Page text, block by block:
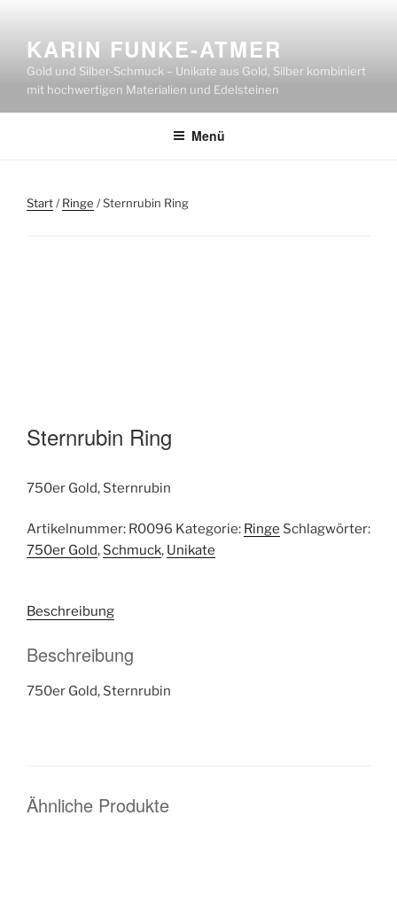
springenKARIN FUNKE-ATMER
Gold und Silber-Schmuck – Unikate aus Gold, Silber kombiniert
mit hochwertigen Materialien und Edelsteinen
Menü
Start/Ringe / Sternrubin Ring
Sternrubin Ring
750er Gold, Sternrubin
Artikelnummer: R0096 Kategorie: Ringe Schlagwörter:
750er Gold, Schmuck, Unikate
Beschreibung
Beschreibung
750er Gold, Sternrubin
Ähnliche Produkte